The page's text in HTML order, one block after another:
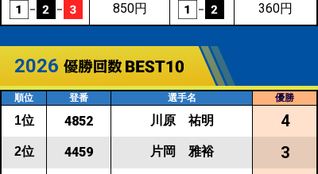
850円 360円
2026
順位 登番 選手名 優勝
1位 4852 川原 祐明 4
2位 4459 片岡 雅裕 3